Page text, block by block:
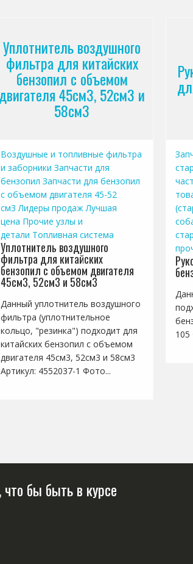
Уплотнитель воздушного
фильтра для китайских
бензопил с объемом
двигателя 45см3, 52см3 и
58см3
Воздушные и топливные фильтра
и заборники Запчасти для
бензопил Запчасти для бензопил
с объемом двигателя 45-52
см3 Лидеры продаж Лучшая
цена Прочие узлы и
детали Топливная система
Уплотнитель воздушного
фильтра для китайских
бензопил с объемом двигателя
45см3, 52см3 и 58см3
Данный уплотнитель воздушного
фильтра (уплотнительное
кольцо, "резинка") подходит для
китайских бензопил с объемом
двигателя 45см3, 52см3 и 58см3
Артикул: 4552037-1 Фото...
105
бы быть в курсе